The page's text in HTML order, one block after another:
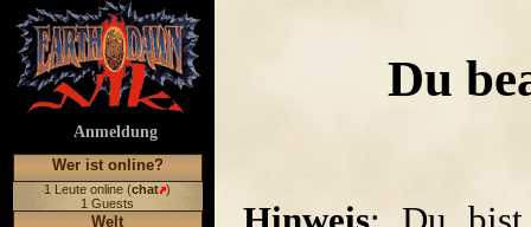
Anmeldung
Wer ist online?
1 Leute online (chat )
1 Guests
Welt
Du